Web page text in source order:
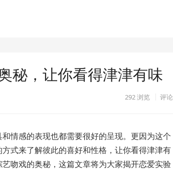
秘，让你看得津津有味
292浏览 评论
情感的表现也都需要很好的呈现。更因为这个
式来了解彼此的喜好和性格，让你看得津津有
吻戏的奥秘，这篇文章将为大家揭开恋爱实验